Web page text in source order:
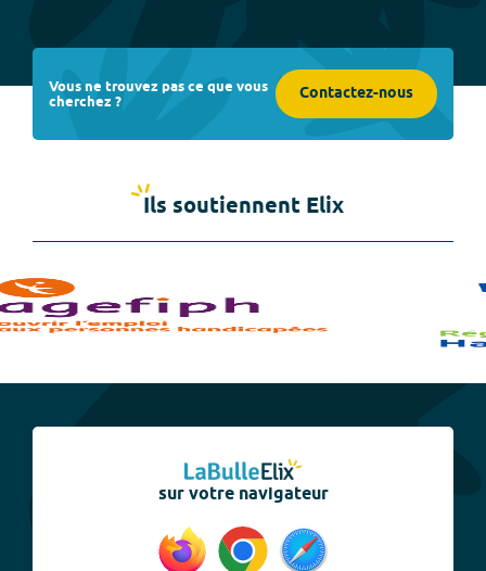
Vous ne trouvez pas ce que vous
cherchez ? Contactez-nous
Ils soutiennent Elix
sur votre navigateur